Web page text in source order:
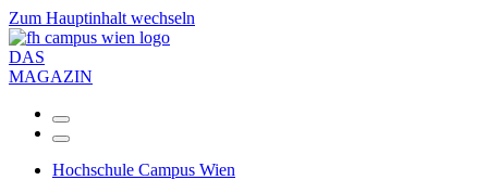
Zum Hauptinhalt wechseln
DAS
MAGAZIN
Hochschule Campus Wien